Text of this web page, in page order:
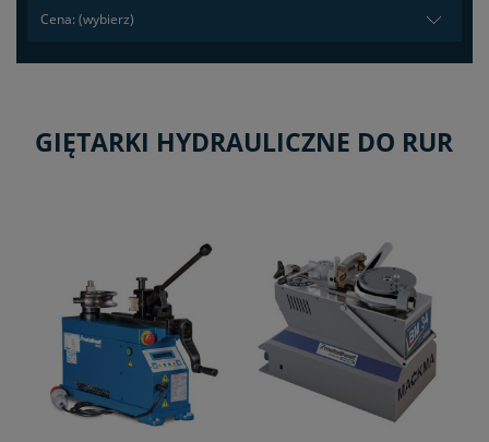
Cena: (wybierz)
GIĘTARKI HYDRAULICZNE DO RUR